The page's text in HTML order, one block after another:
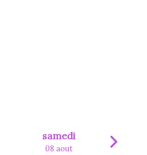
samedi
08 aout